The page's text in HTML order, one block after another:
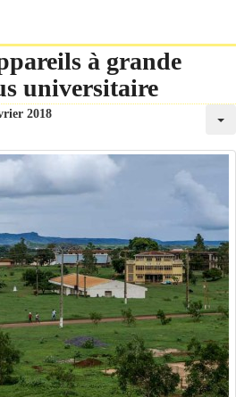
à grande
universitaire
2018